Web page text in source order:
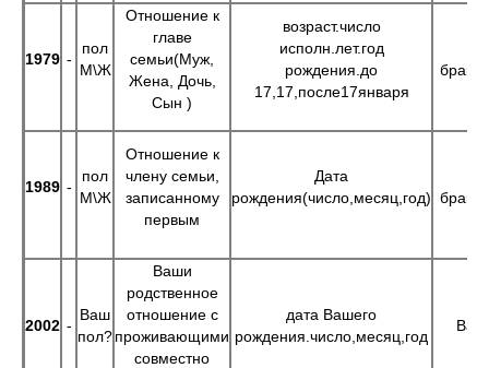
1979 -
пол
М\Ж
Отношение к
главе
семьи(Муж,
Жена, Дочь,
Сын )
возраст.число
исполн.лет.год
рождения.до
17,17,после17января
1989 -
пол
М\Ж
Отношение к
члену семьи,
записанному
первым
Дата
рождения(число,месяц,год)
2002 -
Ваш
пол?
Ваши
родственное
отношение с
проживающими
совместно
дата Вашего
рождения.число,месяц,год